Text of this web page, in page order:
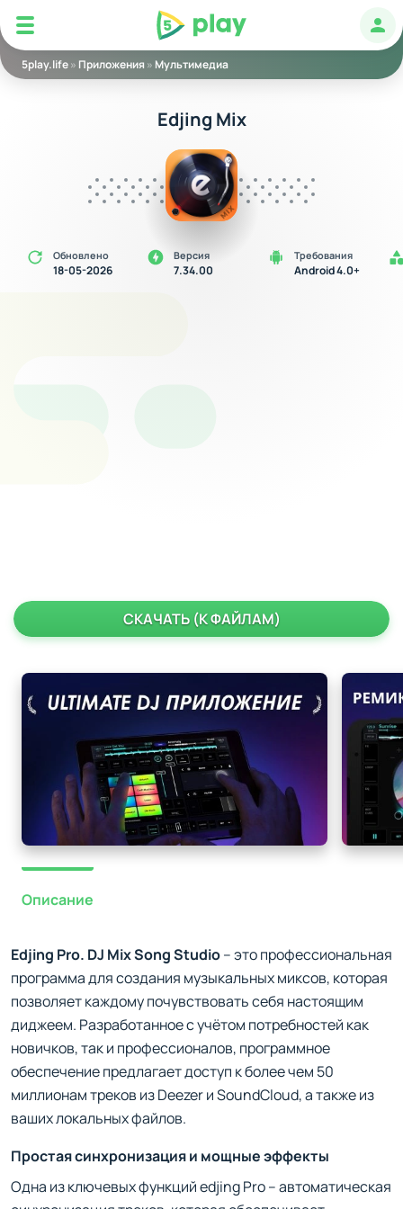
5play
5play.life» Приложения» Мультимедиа
Edjing Mix
Обновлено
18-05-2026
Версия
7.34.00
Требования
Android 4.0+
СКАЧАТЬ (К ФАЙЛАМ)
Описание
Edjing Pro. DJ Mix Song Studio– это профессиональная
программа для создания музыкальных миксов, которая
позволяет каждому почувствовать себя настоящим
диджеем. Разработанное с учётом потребностей как
новичков, так и профессионалов, программное
обеспечение предлагает доступ к более чем 50
миллионам треков из Deezer и SoundCloud, а также из
ваших локальных файлов.
Простая синхронизация и мощные эффекты
Одна из ключевых функций edjing Pro – автоматическая